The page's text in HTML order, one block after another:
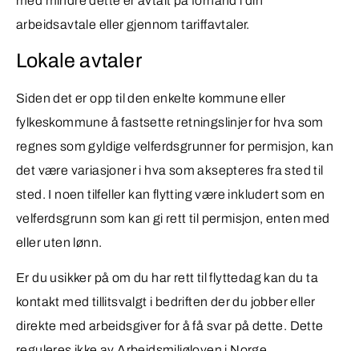
arbeidsavtale eller gjennom tariffavtaler.
Lokale avtaler
Siden det er opp til den enkelte kommune eller
fylkeskommune å fastsette retningslinjer for hva som
regnes som gyldige velferdsgrunner for permisjon, kan
det være variasjoner i hva som aksepteres fra sted til
sted. I noen tilfeller kan flytting være inkludert som en
velferdsgrunn som kan gi rett til permisjon, enten med
eller uten lønn.
Er du usikker på om du har rett til flyttedag kan du ta
kontakt med tillitsvalgt i bedriften der du jobber eller
direkte med arbeidsgiver for å få svar på dette. Dette